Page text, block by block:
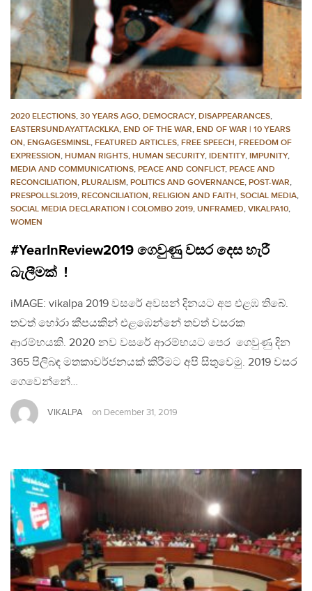
2020 ELECTIONS, 30 YEARS AGO, DEMOCRACY, DISAPPEARANCES,
EASTERSUNDAYATTACKLKA, END OF THE WAR, END OF WAR | 10 YEARS
ON, ENGAGESMINSL, FEATURED ARTICLES, FREE SPEECH, FREEDOM OF
EXPRESSION, HUMAN RIGHTS, HUMAN SECURITY, IDENTITY, IMPUNITY,
MEDIA AND COMMUNICATIONS, PEACE AND CONFLICT, PEACE AND
RECONCILIATION, PLURALISM, POLITICS AND GOVERNANCE, POST-WAR,
PRESPOLLSL2019, RECONCILIATION, RELIGION AND FAITH, SOCIAL MEDIA,
SOCIAL MEDIA DECLARATION | COLOMBO 2019, UNFRAMED, VIKALPA10,
WOMEN
#YearInReview2019 ගෙවුණු වසර දෙස හැරී
බැලීමක් !
iMAGE: vikalpa 2019 වසරේ අවසන් දිනයට අප එළඹ තිබේ.
තවත් හෝරා කීපයකින් එළඹෙන්නේ තවත් වසරක
ආරම්භයකි. 2020 නව වසරේ ආරම්භයට පෙර ගෙවුණු දින
365 පිලිබඳ මතකාවර්ජනයක් කිරීමට අපි සිතුවෙමු. 2019 වසර
ගෙවෙන්නේ…
VIKALPA on December 31, 2019